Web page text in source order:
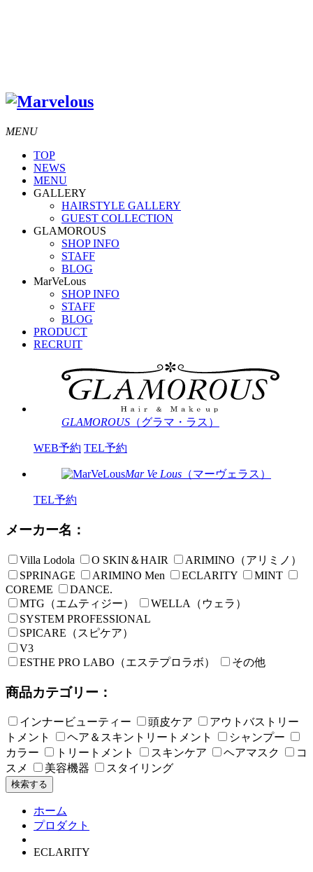
MENU
TOP
NEWS
MENU
GALLERY
HAIRSTYLE GALLERY
GUEST COLLECTION
GLAMOROUS
SHOP INFO
STAFF
BLOG
MarVeLous
SHOP INFO
STAFF
BLOG
PRODUCT
RECRUIT
GLAMOROUS （グラマ・ラス）
WEB予約 TEL予約
Mar Ve Lous （マーヴェラス）
TEL予約
メーカー名：
Villa Lodola O SKIN＆HAIR
ARIMINO（アリミノ）
SPRINAGE
ARIMINO Men ECLARITY
MINT
COREME
DANCE.
MTG（エムティジー）
WELLA（ウェラ）
SYSTEM PROFESSIONAL
SPICARE（スピケア）
V3
ESTHE PRO LABO（エステプロラボ）
その他
商品カテゴリー：
インナービューティー 頭皮ケア
アウトバストリー
トメント
ヘア＆スキントリートメント
シャンプー
カラー
トリートメント スキンケア ヘアマスク
コ
スメ
美容機器 スタイリング
検索する
ホーム
プロダクト
ECLARITY